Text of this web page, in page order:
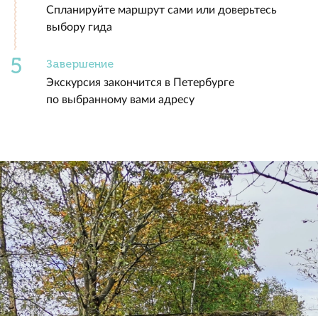
Спланируйте маршрут сами или доверьтесь
выбору гида
Завершение
Экскурсия закончится в Петербурге
по выбранному вами адресу